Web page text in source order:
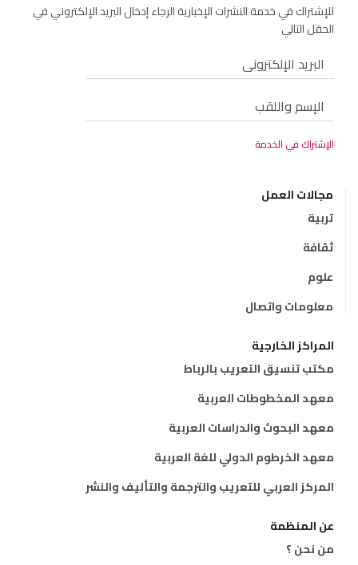
للإشتراك في خدمة النشرات الإخبارية الرجاء إدخال البريد الإلكتروني في
الحقل التالي
مجالات العمل
تربية
ثقافة
علوم
معلومات واتصال
المراكز الخارجية
مكتب تنسيق التعريب بالرباط
معهد المخطوطات العربية
معهد البحوث والدراسات العربية
معهد الخرطوم الدولي للغة العربية
المركز العربي للتعريب والترجمة والتأليف والنشر
عن المنظمة
من نحن ؟